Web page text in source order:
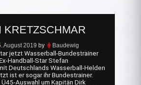
KRETZSCHMAR
August 2019 by Baudewig
jetzt Wasserball-Bundestrainer
Handball-Star Stefan
Deutschlands Wasserball-Helden
ist er sogar ihr Bundestrainer.
Auswahl um Kapitän Dirk